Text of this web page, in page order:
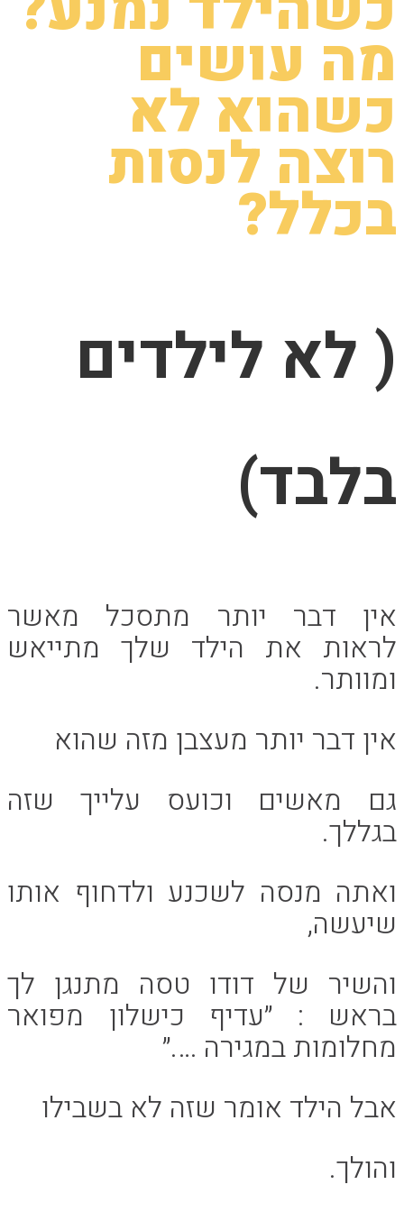
מה עושים
כשהוא לא
רוצה לנסות
בכלל?
( לא לילדים
בלבד)
אין דבר יותר מתסכל מאשר
לראות את הילד שלך מתייאש
ומוותר.
אין דבר יותר מעצבן מזה שהוא
גם מאשים וכועס עלייך שזה
בגללך.
ואתה מנסה לשכנע ולדחוף אותו
שיעשה,
והשיר של דודו טסה מתנגן לך
בראש : ״עדיף כישלון מפואר
מחלומות במגירה ….״
אבל הילד אומר שזה לא בשבילו
והולך.